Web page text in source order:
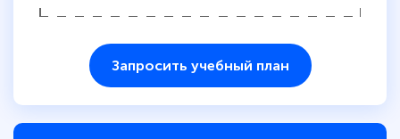
Запросить учебный план